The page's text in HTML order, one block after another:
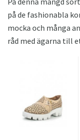
på de fashionabla
mocka och många
råd med ägarna till